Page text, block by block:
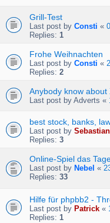
Grill-Test
Last post by Consti «
Replies: 1
Frohe Weihnachten
Last post by Consti «
Replies: 2
Anybody know
Last post by Adverts «
best stock, banks,
Last post by Sebastian
Replies: 3
Online-Spiel das
Last post by Nebel «
Replies: 33
Hilfe für phpbb2 -
Last post by Patrick «
Replies: 1